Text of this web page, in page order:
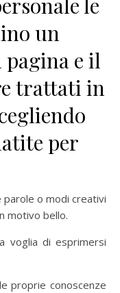
un
pagina e il
trattati in
per
parole o modi creativi
motivo bello.
voglia di esprimersi
proprie conoscenze